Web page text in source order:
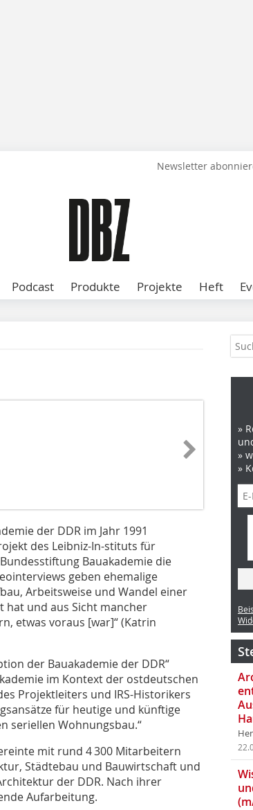
Newsletter
Podcast Produkte Projekte Heft
der DDR im Jahr 1991
des Leibniz-In-stituts für
Bauakademie die
geben ehemalige
Arbeitsweise und Wandel einer
hat und aus Sicht mancher
etwas voraus [war]“ (Katrin
der Bauakademie der DDR“
im Kontext der ostdeutschen
Projektleiters und IRS-Historikers
für heutige und künftige
seriellen Wohnungsbau.“
mit rund 4 300 Mitarbeitern
Städtebau und Bauwirtschaft und
der DDR. Nach ihrer
Aufarbeitung.
»
»
»